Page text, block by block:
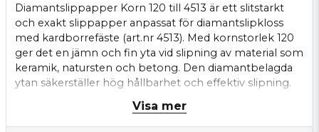
Diamantslippapper Korn 120 till 4513 är ett slitstarkt
och exakt slippapper anpassat för diamantslipkloss
med kardborrefäste (art.nr 4513). Med kornstorlek 120
ger det en jämn och fin yta vid slipning av material som
keramik, natursten och betong. Den diamantbelagda
ytan säkerställer hög hållbarhet och effektiv slipning.
Fästes enkelt med kardborrefäste på slipklossen.
Specifikationer:
Visa mer